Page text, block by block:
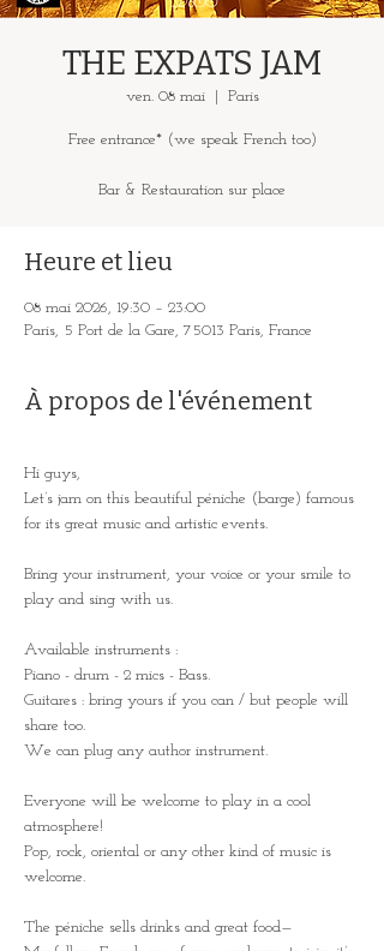
THE EXPATS JAM
ven. 08 mai
  |
Paris
Free entrance* (we speak French too)
Bar & Restauration sur place
Heure et lieu
08 mai 2026, 19:30 – 23:00
Paris, 5 Port de la Gare, 75013 Paris, France
À propos de l'événement
Hi guys,
Let’s jam on this beautiful péniche (barge) famous
for its great music and artistic events.
Bring your instrument, your voice or your smile to
play and sing with us.
Available instruments :
Piano - drum - 2 mics - Bass.
Guitares : bring yours if you can / but people will
share too.
We can plug any author instrument.
Everyone will be welcome to play in a cool
atmosphere!
Pop, rock, oriental or any other kind of music is
welcome.
The péniche sells drinks and great food—